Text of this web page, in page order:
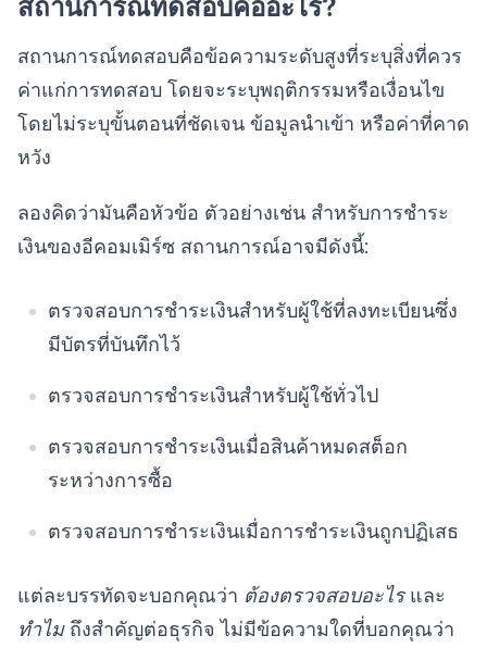
สถานการณ์ทดสอบคืออะไร?
สถานการณ์ทดสอบคือข้อความระดับสูงที่ระบุสิ่งที่ควร
ค่าแก่การทดสอบ โดยจะระบุพฤติกรรมหรือเงื่อนไข
โดยไม่ระบุขั้นตอนที่ชัดเจน ข้อมูลนำเข้า หรือค่าที่คาด
หวัง
ลองคิดว่ามันคือหัวข้อ ตัวอย่างเช่น สำหรับการชำระ
เงินของอีคอมเมิร์ซ สถานการณ์อาจมีดังนี้:
ตรวจสอบการชำระเงินสำหรับผู้ใช้ที่ลงทะเบียนซึ่ง
มีบัตรที่บันทึกไว้
ตรวจสอบการชำระเงินสำหรับผู้ใช้ทั่วไป
ตรวจสอบการชำระเงินเมื่อสินค้าหมดสต็อก
ระหว่างการซื้อ
ตรวจสอบการชำระเงินเมื่อการชำระเงินถูกปฏิเสธ
แต่ละบรรทัดจะบอกคุณว่า ต้องตรวจสอบอะไรและ
ทำไมถึงสำคัญต่อธุรกิจ ไม่มีข้อความใดที่บอกคุณว่า